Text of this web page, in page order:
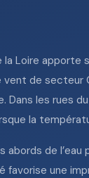
la Loire
vent de
Dans les rues
la
de
favorise une